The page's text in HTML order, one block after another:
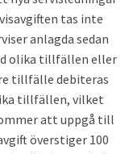
tas inte
anlagda sedan
olika tillfällen eller
tillfälle debiteras
tillfällen, vilket
att uppgå till
överstiger 100